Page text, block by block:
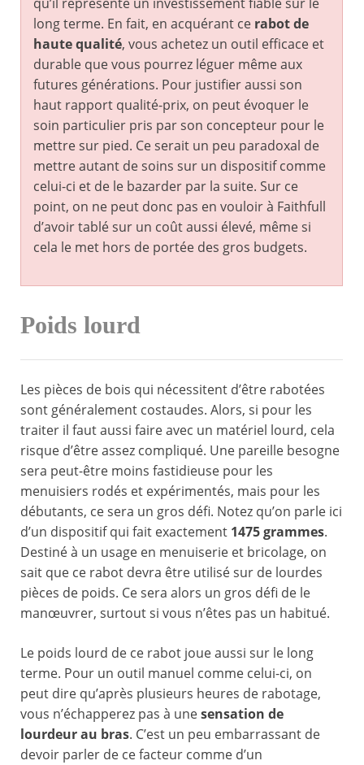
long terme. En fait, en acquérant ce rabot de
haute qualité, vous achetez un outil efficace et
durable que vous pourrez léguer même aux
futures générations. Pour justifier aussi son
haut rapport qualité-prix, on peut évoquer le
soin particulier pris par son concepteur pour le
mettre sur pied. Ce serait un peu paradoxal de
mettre autant de soins sur un dispositif comme
celui-ci et de le bazarder par la suite. Sur ce
point, on ne peut donc pas en vouloir à Faithfull
d’avoir tablé sur un coût aussi élevé, même si
cela le met hors de portée des gros budgets.
Poids lourd
Les pièces de bois qui nécessitent d’être rabotées
sont généralement costaudes. Alors, si pour les
traiter il faut aussi faire avec un matériel lourd, cela
risque d’être assez compliqué. Une pareille besogne
sera peut-être moins fastidieuse pour les
menuisiers rodés et expérimentés, mais pour les
débutants, ce sera un gros défi. Notez qu’on parle ici
d’un dispositif qui fait exactement 1475 grammes.
Destiné à un usage en menuiserie et bricolage, on
sait que ce rabot devra être utilisé sur de lourdes
pièces de poids. Ce sera alors un gros défi de le
manœuvrer, surtout si vous n’êtes pas un habitué.
Le poids lourd de ce rabot joue aussi sur le long
terme. Pour un outil manuel comme celui-ci, on
peut dire qu’après plusieurs heures de rabotage,
vous n’échapperez pas à unesensation de
lourdeur au bras. C’est un peu embarrassant de
devoir parler de ce facteur comme d’un